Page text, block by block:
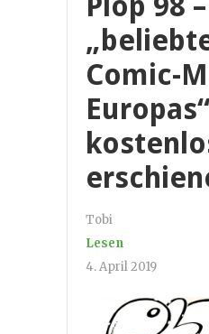
Comic-
Europas“
Tobi
Lesen
4. April 2019